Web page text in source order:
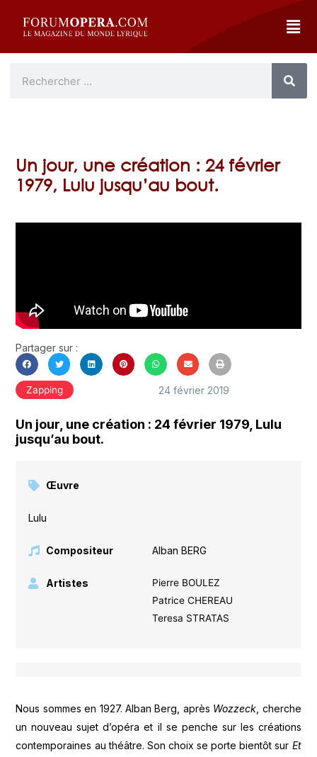
Un jour, une création : 24 février
1979, Lulu jusqu’au bout.
Partager sur :
Zapping 24 février 2019
Un jour, une création : 24 février 1979, Lulu
jusqu’au bout.
Œuvre
Lulu
Compositeur Alban BERG
Artistes
Pierre BOULEZ
Patrice CHEREAU
Teresa STRATAS
Nous sommes en 1927. Alban Berg, après Wozzeck , cherche
un nouveau sujet d’opéra et il se penche sur les créations
contemporaines au théâtre. Son choix se porte bientôt sur Et